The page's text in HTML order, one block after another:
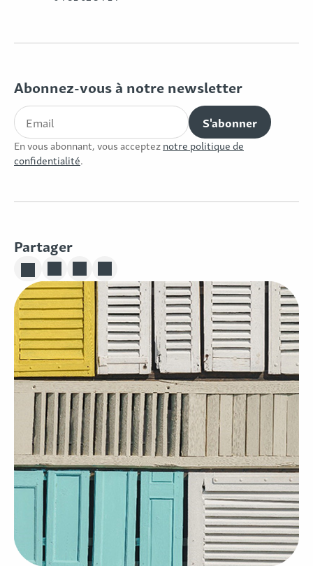
Abonnez-vous à notre newsletter
En vous abonnant, vous acceptez notre politique de
confidentialité.
Partager
Partager sur Linkedin
Partager sur Twitter
Partager sur Facebook